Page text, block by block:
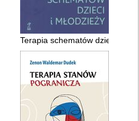
Terapia schematów dzieci i